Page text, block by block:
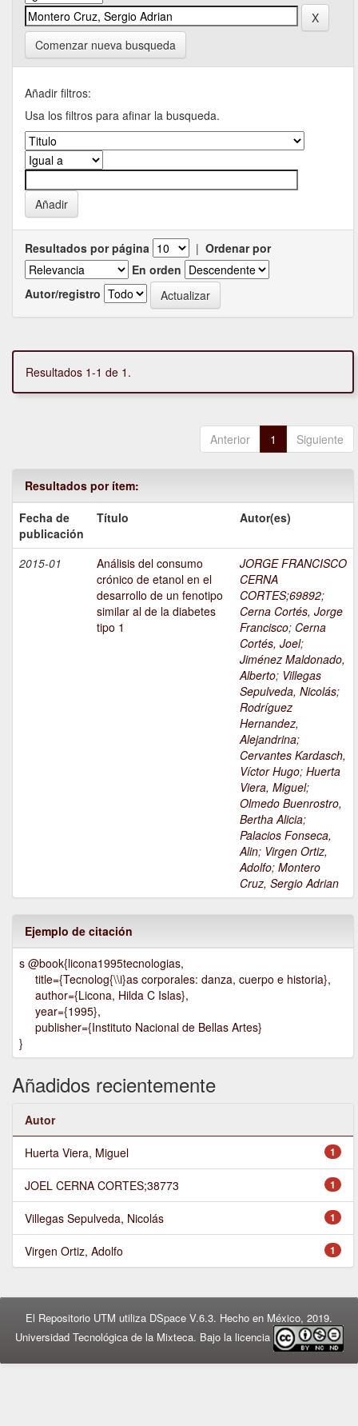
Comenzar nueva busqueda
Añadir filtros:
Usa los filtros para afinar la busqueda.
Resultados por página | Ordenar por
En orden
Autor/registro
Resultados 1-1 de 1.
Anterior 1 Siguiente
Resultados por ítem:
Fecha de
publicación
Título Autor(es)
2015-01
Análisis del consumo
crónico de etanol en el
desarrollo de un fenotipo
similar al de la diabetes
tipo 1
JORGE FRANCISCO
CERNA
CORTES;69892;
Cerna Cortés, Jorge
Francisco; Cerna
Cortés, Joel;
Jiménez Maldonado,
Alberto; Villegas
Sepulveda, Nicolás;
Rodríguez
Hernandez,
Alejandrina;
Cervantes Kardasch,
Víctor Hugo; Huerta
Viera, Miguel;
Olmedo Buenrostro,
Bertha Alicia;
Palacios Fonseca,
Alin; Virgen Ortiz,
Adolfo; Montero
Cruz, Sergio Adrian
Ejemplo de citación
s @book{licona1995tecnologias,
title={Tecnolog{\\i}as corporales: danza, cuerpo e historia},
author={Licona, Hilda C Islas},
year={1995},
publisher={Instituto Nacional de Bellas Artes}
}
Añadidos recientemente
Autor
1
Huerta Viera, Miguel
1
JOEL CERNA CORTES;38773
1
Villegas Sepulveda, Nicolás
1
Virgen Ortiz, Adolfo
El Repositorio UTM utiliza DSpace V.6.3. Hecho en México, 2019.
Universidad Tecnológica de la Mixteca. Bajo la licencia